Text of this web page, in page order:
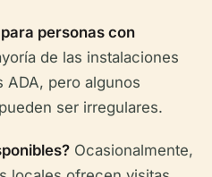
personas con
de las instalaciones
ADA, pero algunos
ser irregulares.
Ocasionalmente,